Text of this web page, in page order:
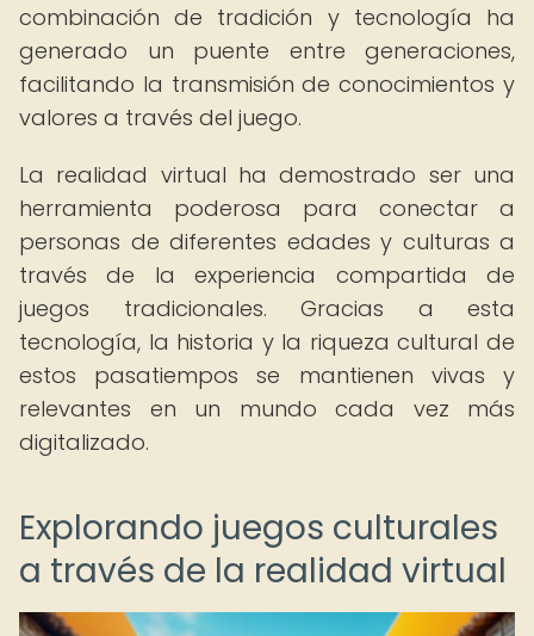
combinación de tradición y tecnología ha
generado un puente entre generaciones,
facilitando la transmisión de conocimientos y
valores a través del juego.
La realidad virtual ha demostrado ser una
herramienta poderosa para conectar a
personas de diferentes edades y culturas a
través de la experiencia compartida de
juegos tradicionales. Gracias a esta
tecnología, la historia y la riqueza cultural de
estos pasatiempos se mantienen vivas y
relevantes en un mundo cada vez más
digitalizado.
Explorando juegos culturales
a través de la realidad virtual